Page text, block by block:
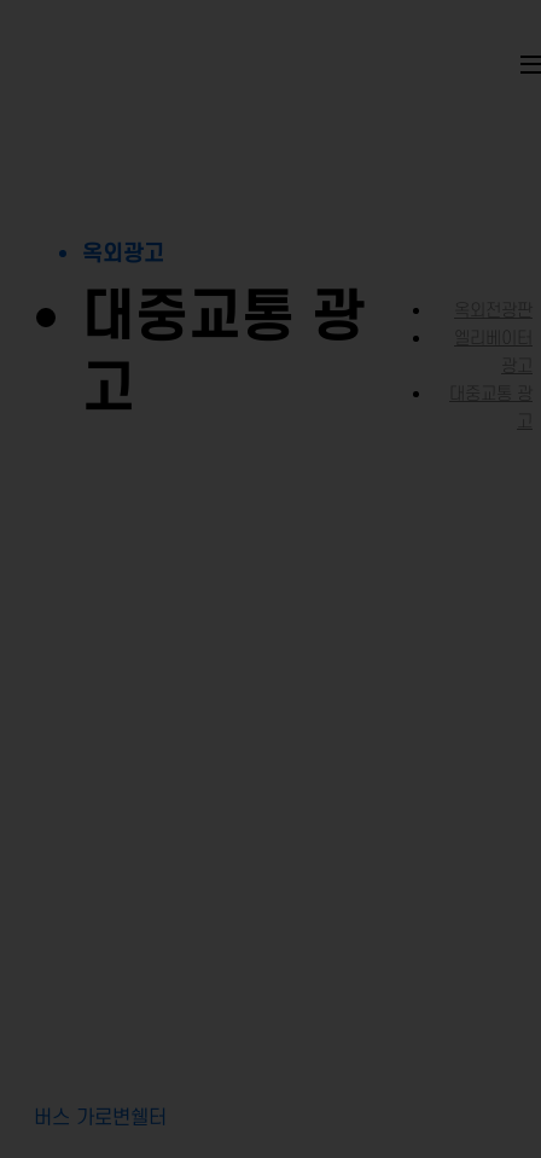
옥외광고
대중교통 광
고
버스 가로변쉘터